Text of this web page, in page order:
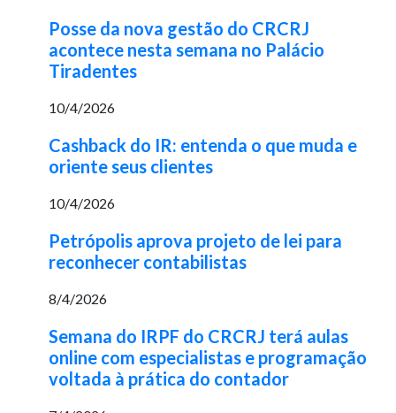
Posse da nova gestão do CRCRJ
acontece nesta semana no Palácio
Tiradentes
10/4/2026
Cashback do IR: entenda o que muda e
oriente seus clientes
10/4/2026
Petrópolis aprova projeto de lei para
reconhecer contabilistas
8/4/2026
Semana do IRPF do CRCRJ terá aulas
online com especialistas e programação
voltada à prática do contador